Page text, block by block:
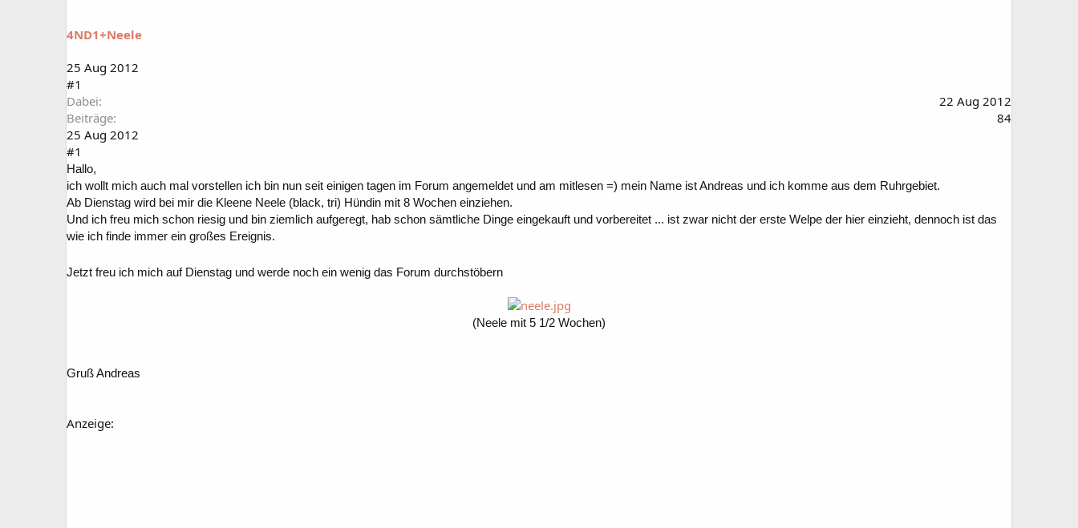
t
r
4ND1+Neele
25 Aug 2012
#1
Dabei
22 Aug 2012
Beiträge
84
25 Aug 2012
#1
Hallo,
ich wollt mich auch mal vorstellen ich bin nun seit einigen tagen im Forum angemeldet und am mitlesen =) mein Name ist Andreas und ich komme aus dem Ruhrgebiet.
Ab Dienstag wird bei mir die Kleene Neele (black, tri) Hündin mit 8 Wochen einziehen.
Und ich freu mich schon riesig und bin ziemlich aufgeregt, hab schon sämtliche Dinge eingekauft und vorbereitet ... ist zwar nicht der erste Welpe der hier einzieht, dennoch ist das
wie ich finde immer ein großes Ereignis.
Jetzt freu ich mich auf Dienstag und werde noch ein wenig das Forum durchstöbern
(Neele mit 5 1/2 Wochen)
Gruß Andreas
Anzeige: